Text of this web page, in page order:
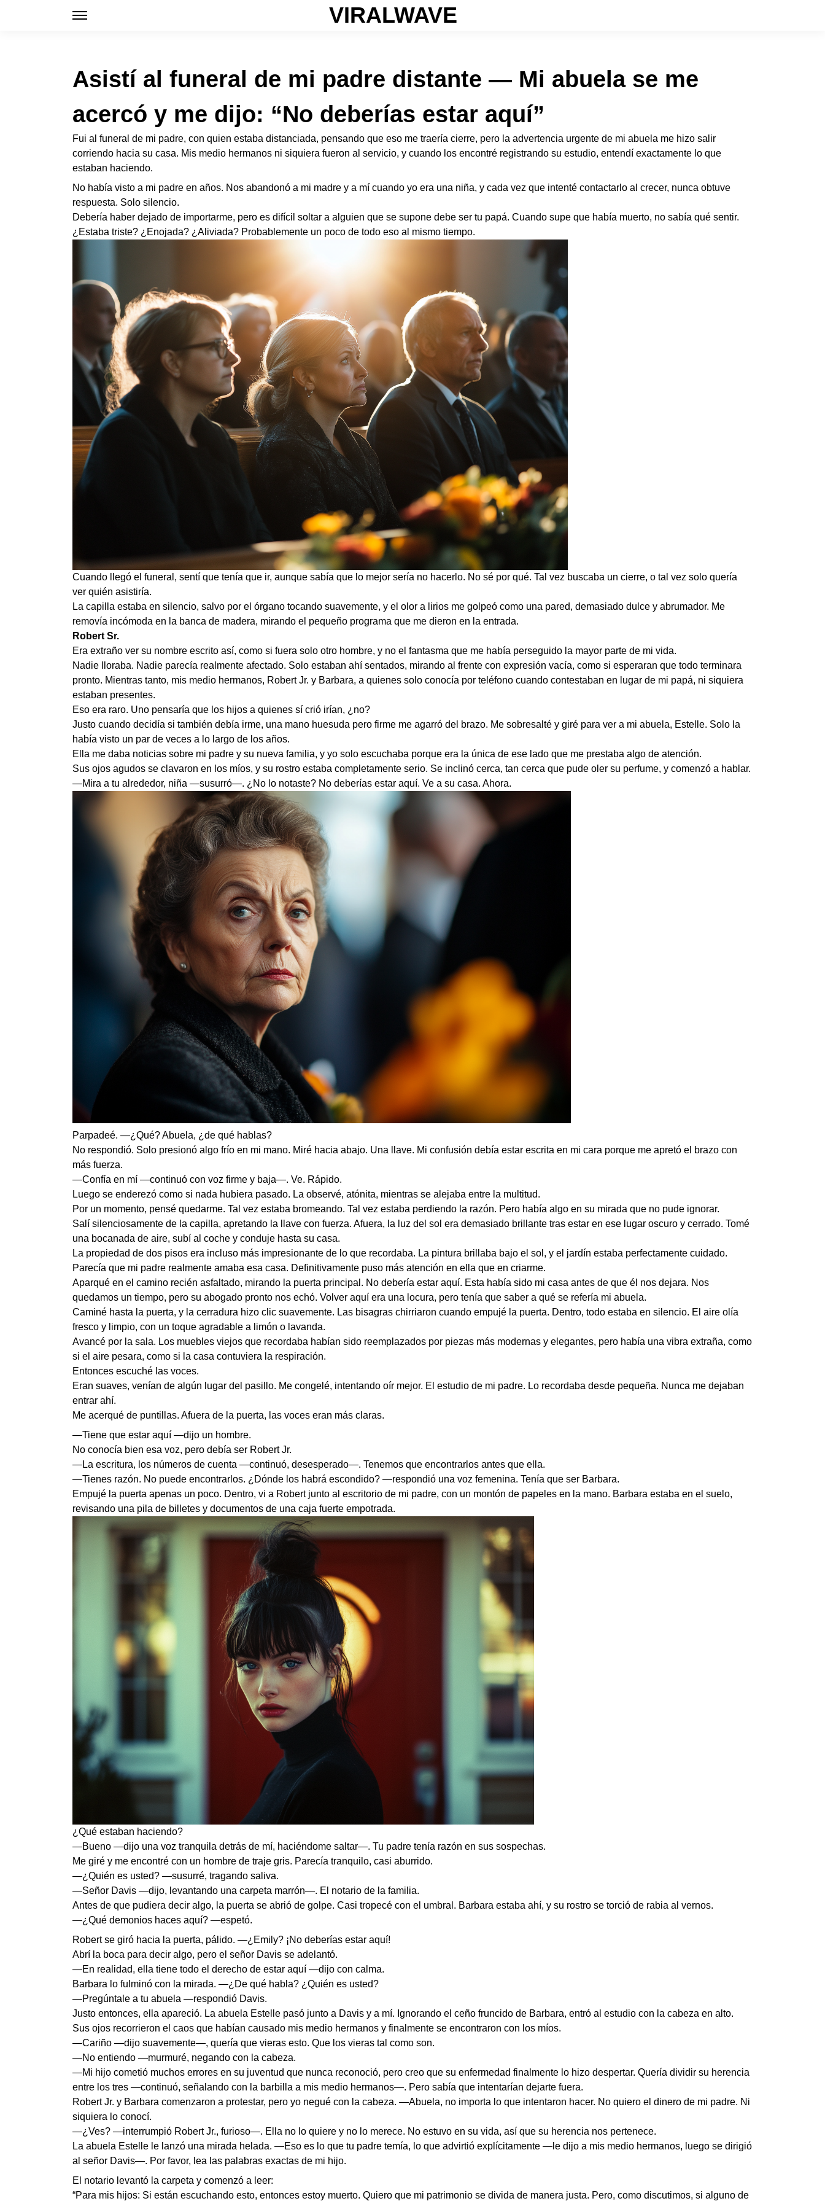
VIRALWAVE
Asistí al funeral de mi padre distante — Mi abuela se me
acercó y me dijo: “No deberías estar aquí”
Fui al funeral de mi padre, con quien estaba distanciada, pensando que eso me traería cierre, pero la advertencia urgente de mi abuela me hizo salir
corriendo hacia su casa. Mis medio hermanos ni siquiera fueron al servicio, y cuando los encontré registrando su estudio, entendí exactamente lo que
estaban haciendo.
No había visto a mi padre en años. Nos abandonó a mi madre y a mí cuando yo era una niña, y cada vez que intenté contactarlo al crecer, nunca obtuve
respuesta. Solo silencio.
Debería haber dejado de importarme, pero es difícil soltar a alguien que se supone debe ser tu papá. Cuando supe que había muerto, no sabía qué sentir.
¿Estaba triste? ¿Enojada? ¿Aliviada? Probablemente un poco de todo eso al mismo tiempo.
Cuando llegó el funeral, sentí que tenía que ir, aunque sabía que lo mejor sería no hacerlo. No sé por qué. Tal vez buscaba un cierre, o tal vez solo quería
ver quién asistiría.
La capilla estaba en silencio, salvo por el órgano tocando suavemente, y el olor a lirios me golpeó como una pared, demasiado dulce y abrumador. Me
removía incómoda en la banca de madera, mirando el pequeño programa que me dieron en la entrada.
Robert Sr.
Era extraño ver su nombre escrito así, como si fuera solo otro hombre, y no el fantasma que me había perseguido la mayor parte de mi vida.
Nadie lloraba. Nadie parecía realmente afectado. Solo estaban ahí sentados, mirando al frente con expresión vacía, como si esperaran que todo terminara
pronto. Mientras tanto, mis medio hermanos, Robert Jr. y Barbara, a quienes solo conocía por teléfono cuando contestaban en lugar de mi papá, ni siquiera
estaban presentes.
Eso era raro. Uno pensaría que los hijos a quienes sí crió irían, ¿no?
Justo cuando decidía si también debía irme, una mano huesuda pero firme me agarró del brazo. Me sobresalté y giré para ver a mi abuela, Estelle. Solo la
había visto un par de veces a lo largo de los años.
Ella me daba noticias sobre mi padre y su nueva familia, y yo solo escuchaba porque era la única de ese lado que me prestaba algo de atención.
Sus ojos agudos se clavaron en los míos, y su rostro estaba completamente serio. Se inclinó cerca, tan cerca que pude oler su perfume, y comenzó a hablar.
—Mira a tu alrededor, niña —susurró—. ¿No lo notaste? No deberías estar aquí. Ve a su casa. Ahora.
Parpadeé. —¿Qué? Abuela, ¿de qué hablas?
No respondió. Solo presionó algo frío en mi mano. Miré hacia abajo. Una llave. Mi confusión debía estar escrita en mi cara porque me apretó el brazo con
más fuerza.
—Confía en mí —continuó con voz firme y baja—. Ve. Rápido.
Luego se enderezó como si nada hubiera pasado. La observé, atónita, mientras se alejaba entre la multitud.
Por un momento, pensé quedarme. Tal vez estaba bromeando. Tal vez estaba perdiendo la razón. Pero había algo en su mirada que no pude ignorar.
Salí silenciosamente de la capilla, apretando la llave con fuerza. Afuera, la luz del sol era demasiado brillante tras estar en ese lugar oscuro y cerrado. Tomé
una bocanada de aire, subí al coche y conduje hasta su casa.
La propiedad de dos pisos era incluso más impresionante de lo que recordaba. La pintura brillaba bajo el sol, y el jardín estaba perfectamente cuidado.
Parecía que mi padre realmente amaba esa casa. Definitivamente puso más atención en ella que en criarme.
Aparqué en el camino recién asfaltado, mirando la puerta principal. No debería estar aquí. Esta había sido mi casa antes de que él nos dejara. Nos
quedamos un tiempo, pero su abogado pronto nos echó. Volver aquí era una locura, pero tenía que saber a qué se refería mi abuela.
Caminé hasta la puerta, y la cerradura hizo clic suavemente. Las bisagras chirriaron cuando empujé la puerta. Dentro, todo estaba en silencio. El aire olía
fresco y limpio, con un toque agradable a limón o lavanda.
Avancé por la sala. Los muebles viejos que recordaba habían sido reemplazados por piezas más modernas y elegantes, pero había una vibra extraña, como
si el aire pesara, como si la casa contuviera la respiración.
Entonces escuché las voces.
Eran suaves, venían de algún lugar del pasillo. Me congelé, intentando oír mejor. El estudio de mi padre. Lo recordaba desde pequeña. Nunca me dejaban
entrar ahí.
Me acerqué de puntillas. Afuera de la puerta, las voces eran más claras.
—Tiene que estar aquí —dijo un hombre.
No conocía bien esa voz, pero debía ser Robert Jr.
—La escritura, los números de cuenta —continuó, desesperado—. Tenemos que encontrarlos antes que ella.
—Tienes razón. No puede encontrarlos. ¿Dónde los habrá escondido? —respondió una voz femenina. Tenía que ser Barbara.
Empujé la puerta apenas un poco. Dentro, vi a Robert junto al escritorio de mi padre, con un montón de papeles en la mano. Barbara estaba en el suelo,
revisando una pila de billetes y documentos de una caja fuerte empotrada.
¿Qué estaban haciendo?
—Bueno —dijo una voz tranquila detrás de mí, haciéndome saltar—. Tu padre tenía razón en sus sospechas.
Me giré y me encontré con un hombre de traje gris. Parecía tranquilo, casi aburrido.
—¿Quién es usted? —susurré, tragando saliva.
—Señor Davis —dijo, levantando una carpeta marrón—. El notario de la familia.
Antes de que pudiera decir algo, la puerta se abrió de golpe. Casi tropecé con el umbral. Barbara estaba ahí, y su rostro se torció de rabia al vernos.
—¿Qué demonios haces aquí? —espetó.
Robert se giró hacia la puerta, pálido. —¿Emily? ¡No deberías estar aquí!
Abrí la boca para decir algo, pero el señor Davis se adelantó.
—En realidad, ella tiene todo el derecho de estar aquí —dijo con calma.
Barbara lo fulminó con la mirada. —¿De qué habla? ¿Quién es usted?
—Pregúntale a tu abuela —respondió Davis.
Justo entonces, ella apareció. La abuela Estelle pasó junto a Davis y a mí. Ignorando el ceño fruncido de Barbara, entró al estudio con la cabeza en alto.
Sus ojos recorrieron el caos que habían causado mis medio hermanos y finalmente se encontraron con los míos.
—Cariño —dijo suavemente—, quería que vieras esto. Que los vieras tal como son.
—No entiendo —murmuré, negando con la cabeza.
—Mi hijo cometió muchos errores en su juventud que nunca reconoció, pero creo que su enfermedad finalmente lo hizo despertar. Quería dividir su herencia
entre los tres —continuó, señalando con la barbilla a mis medio hermanos—. Pero sabía que intentarían dejarte fuera.
Robert Jr. y Barbara comenzaron a protestar, pero yo negué con la cabeza. —Abuela, no importa lo que intentaron hacer. No quiero el dinero de mi padre. Ni
siquiera lo conocí.
—¿Ves? —interrumpió Robert Jr., furioso—. Ella no lo quiere y no lo merece. No estuvo en su vida, así que su herencia nos pertenece.
La abuela Estelle le lanzó una mirada helada. —Eso es lo que tu padre temía, lo que advirtió explícitamente —le dijo a mis medio hermanos, luego se dirigió
al señor Davis—. Por favor, lea las palabras exactas de mi hijo.
El notario levantó la carpeta y comenzó a leer:
“Para mis hijos: Si están escuchando esto, entonces estoy muerto. Quiero que mi patrimonio se divida de manera justa. Pero, como discutimos, si alguno de